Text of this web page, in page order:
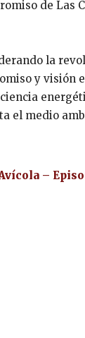
de Las
la
y visión
el medio
–